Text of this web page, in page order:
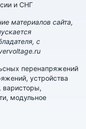
и СНГ
материалов сайта,
с
перенапряжений
устройства
варисторы,
модульное